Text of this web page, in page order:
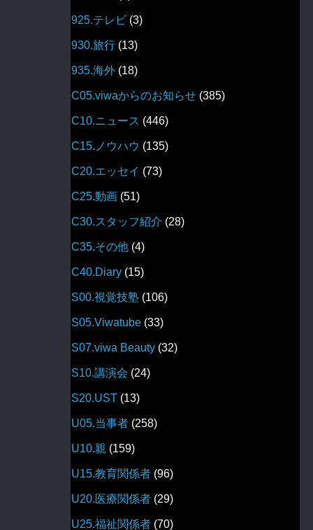
925.テレビ (3)
930.旅行 (13)
935.海外 (18)
C05.viwaからのお知らせ (385)
C10.ニュース (446)
C15.ノウハウ (135)
C20.エッセイ (73)
C25.動画 (51)
C30.スタッフ紹介 (28)
C35.その他 (4)
C40.Diary (15)
S00.視覚技塾 (106)
S05.Viwatube (33)
S07.viwa Beauty (32)
S10.講演会 (24)
S20.UST (13)
U05.当事者 (258)
U10.親 (159)
U15.教育関係者 (96)
U20.医療関係者 (29)
U25.福祉関係者 (70)